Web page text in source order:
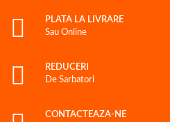
PLATA LA LIVRARE
Sau Online
REDUCERI
De Sarbatori
CONTACTEAZA-NE